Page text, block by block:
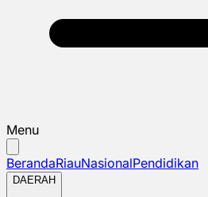
Menu
BerandaRiauNasionalPendidikan
DAERAH